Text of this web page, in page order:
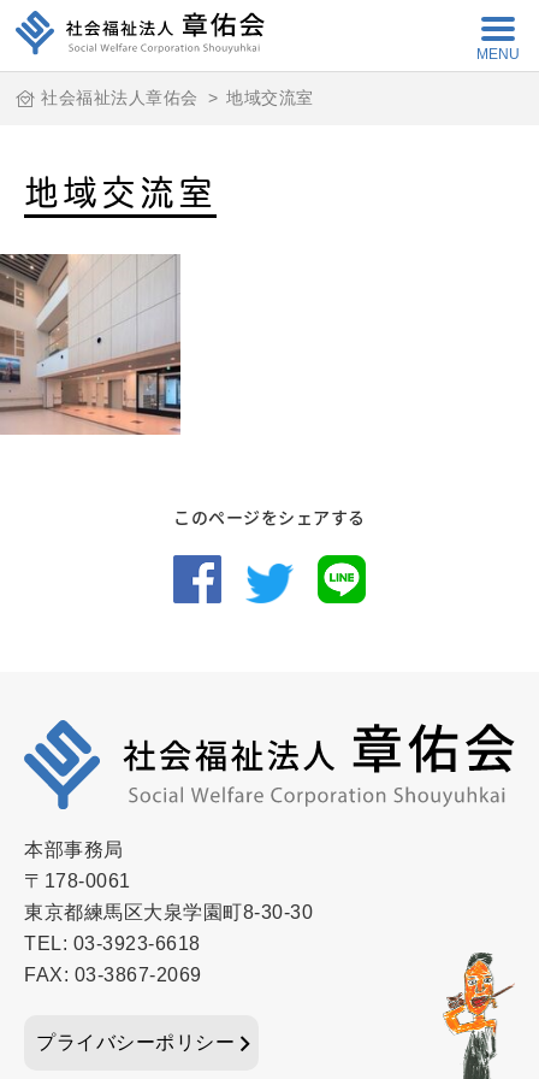
MENU
社会福祉法人章佑会 > 地域交流室
地域交流室
このページをシェアする
本部事務局
〒178-0061
東京都練馬区大泉学園町8-30-30
TEL: 03-3923-6618
FAX: 03-3867-2069
プライバシーポリシー